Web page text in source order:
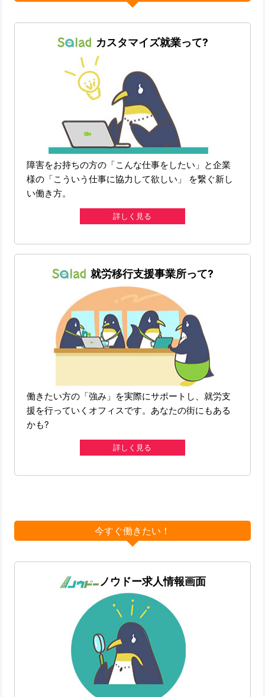
カスタマイズ就業って?
障害をお持ちの方の「こんな仕事をしたい」と企業
様の「こういう仕事に協力して欲しい」 を繋ぐ新し
い働き方。
詳しく見る
就労移行支援事業所って?
働きたい方の「強み」を実際にサポートし、就労支
援を行っていくオフィスです。あなたの街にもある
かも?
詳しく見る
今すぐ働きたい！
ノウドー求人情報画面